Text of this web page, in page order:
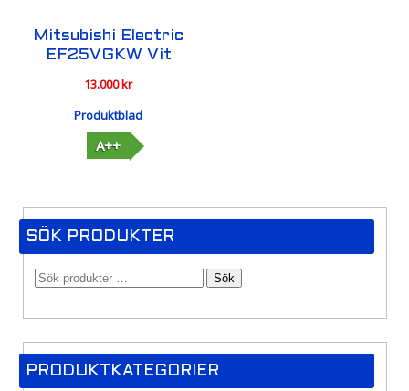
Mitsubishi Electric
EF25VGKW Vit
13.000kr
Produktblad
A++
SÖK PRODUKTER
Sök
PRODUKTKATEGORIER